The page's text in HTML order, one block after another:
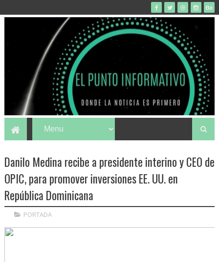
Danilo Medina recibe a presidente interino y CEO de
OPIC, para promover inversiones EE. UU. en
República Dominicana
PORTADA